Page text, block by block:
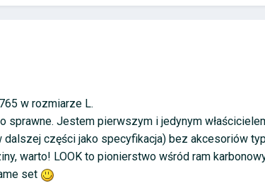
w rozmiarze L.
sprawne. Jestem pierwszym i jedynym
części jako specyfikacja) bez akcesoriów
warto! LOOK to pionierstwo wśród ram
set